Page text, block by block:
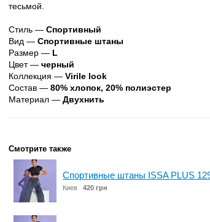
тесьмой.
Стиль — Спортивный
Вид — Спортивные штаны
Размер — L
Цвет — черный
Коллекция — Virile look
Состав — 80% хлопок, 20% полиэстер
Материал — Двухнить
Смотрите также
Спортивные штаны ISSA PLUS
Киев 420 грн